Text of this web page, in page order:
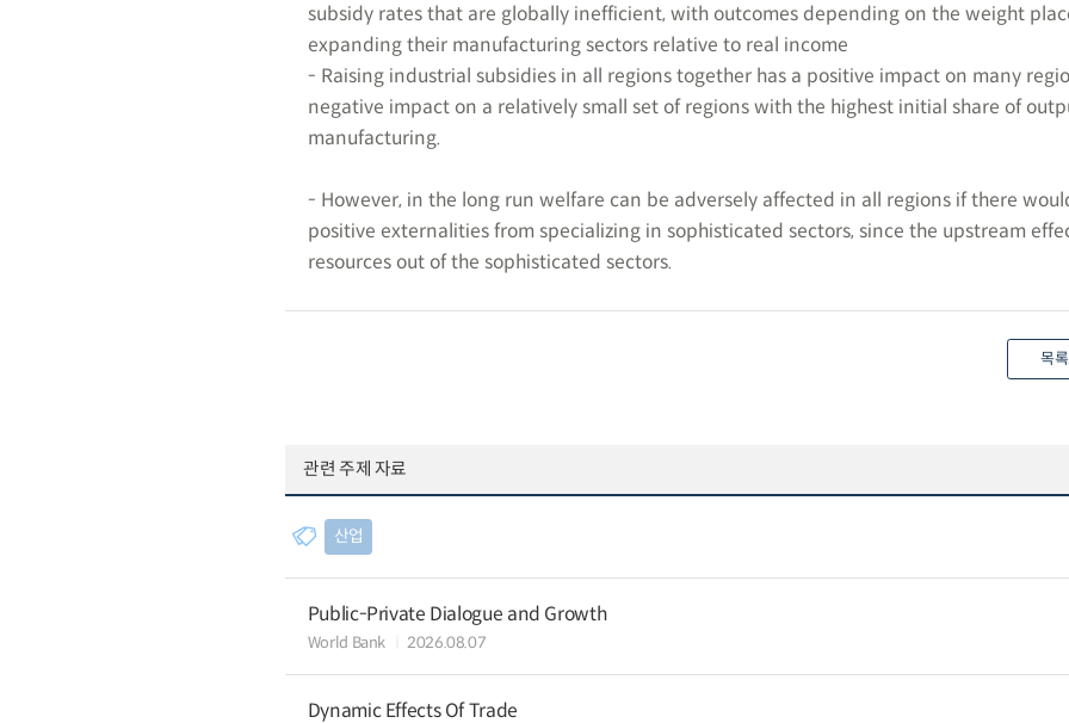
subsidy rates that are globally inefficient, with outcomes depending on the weight
expanding their manufacturing sectors relative to real income
- Raising industrial subsidies in all regions together has a positive impact on many
negative impact on a relatively small set of regions with the highest initial share of
manufacturing.
- However, in the long run welfare can be adversely affected in all regions if there
positive externalities from specializing in sophisticated sectors, since the upstream
resources out of the sophisticated sectors.
목
관련 주제 자료
산업
Public-Private Dialogue and Growth
World Bank 2026.08.07
Dynamic Effects Of Trade